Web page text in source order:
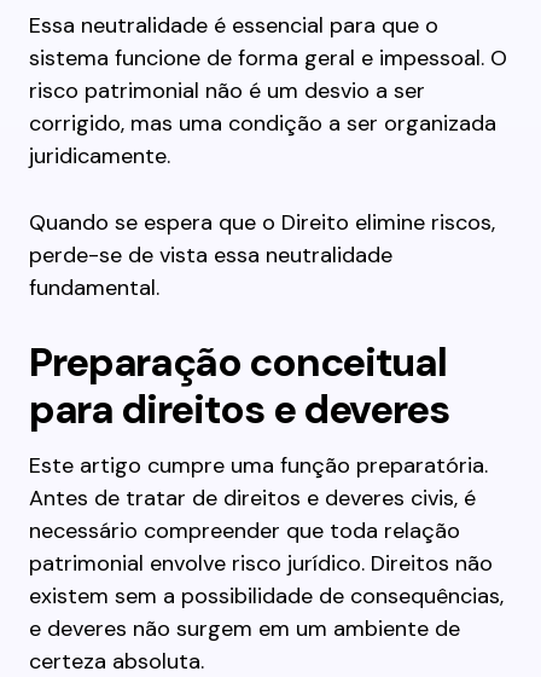
Essa neutralidade é essencial para que o
sistema funcione de forma geral e impessoal. O
risco patrimonial não é um desvio a ser
corrigido, mas uma condição a ser organizada
juridicamente.
Quando se espera que o Direito elimine riscos,
perde-se de vista essa neutralidade
fundamental.
Preparação conceitual
para direitos e deveres
Este artigo cumpre uma função preparatória.
Antes de tratar de direitos e deveres civis, é
necessário compreender que toda relação
patrimonial envolve risco jurídico. Direitos não
existem sem a possibilidade de consequências,
e deveres não surgem em um ambiente de
certeza absoluta.